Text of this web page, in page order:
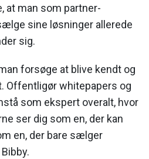
at man som partner-
sine løsninger allerede
sig.
forsøge at blive kendt og
Offentligør whitepapers og
som ekspert overalt, hvor
ser dig som en, der kan
en, der bare sælger